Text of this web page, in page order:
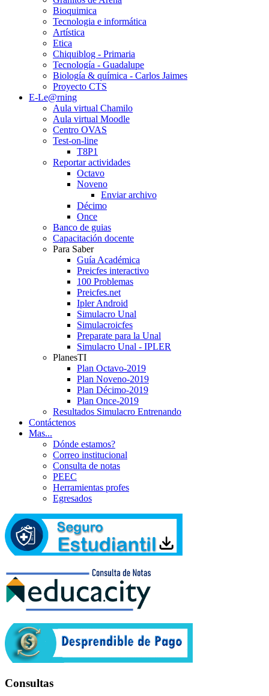
Bioquimica
Tecnologia e informática
Artística
Etica
Chiquiblog - Primaria
Tecnología - Guadalupe
Biología & química - Carlos Jaimes
Proyecto CTS
E-Le@rning
Aula virtual Chamilo
Aula virtual Moodle
Centro OVAS
Test-on-line
T8P1
Reportar actividades
Octavo
Noveno
Enviar archivo
Décimo
Once
Banco de guias
Capacitación docente
Para Saber
Guía Académica
Preicfes interactivo
100 Problemas
Preicfes.net
Ipler Android
Simulacro Unal
Simulacroicfes
Preparate para la Unal
Simulacro Unal - IPLER
PlanesTI
Plan Octavo-2019
Plan Noveno-2019
Plan Décimo-2019
Plan Once-2019
Resultados Simulacro Entrenando
Contáctenos
Mas...
Dónde estamos?
Correo institucional
Consulta de notas
PEEC
Herramientas profes
Egresados
Consultas